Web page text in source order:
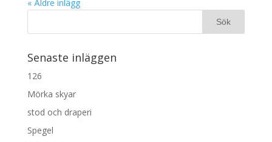
« Äldre inlägg
Senaste inläggen
126
Mörka skyar
stod och draperi
Spegel